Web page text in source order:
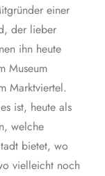
einer
der lieber
ihn heute
Museum
Marktviertel.
ist, heute als
welche
bietet, wo
vielleicht noch